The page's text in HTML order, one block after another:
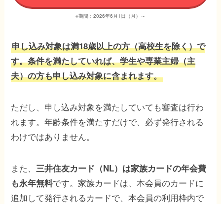
※期間：2026年6月1日（月）～
申し込み対象は満18歳以上の方（高校生を除く）で
す。条件を満たしていれば、学生や専業主婦（主
夫）の方も申し込み対象に含まれます。
ただし、申し込み対象を満たしていても審査は行わ
れます。年齢条件を満たすだけで、必ず発行される
わけではありません。
また、 三井住友カード（NL）は家族カードの年会費
も永年無料です。家族カードは、本会員のカードに
追加して発行されるカードで、本会員の利用枠内で